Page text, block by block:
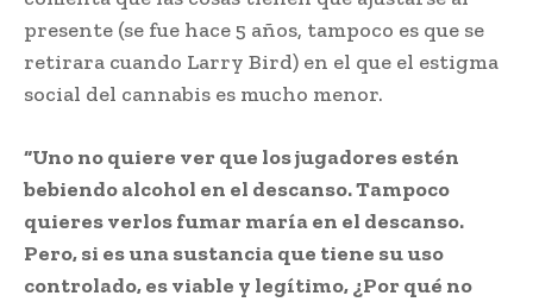
presente (se fue hace 5 años, tampoco es que se
retirara cuando Larry Bird) en el que el estigma
social del cannabis es mucho menor.
“Uno no quiere ver que los jugadores estén
bebiendo alcohol en el descanso. Tampoco
quieres verlos fumar maría en el descanso.
Pero, si es una sustancia que tiene su uso
controlado, es viable y legítimo, ¿Por qué no